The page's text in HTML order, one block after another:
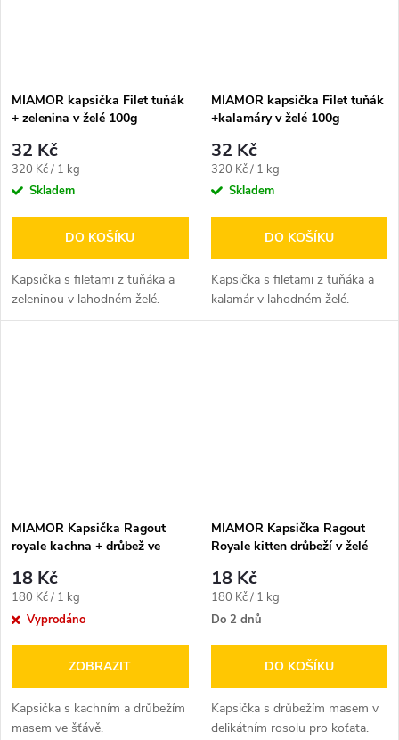
MIAMOR kapsička Filet tuňák
+ zelenina v želé 100g
32 Kč
Měrná
cena:
320 Kč / 1 kg
Skladem
DO KOŠÍKU
Kapsička s filetami z tuňáka a
zeleninou v lahodném želé.
MIAMOR kapsička Filet tuňák
+kalamáry v želé 100g
32 Kč
Měrná
cena:
320 Kč / 1 kg
Skladem
DO KOŠÍKU
Kapsička s filetami z tuňáka a
kalamár v lahodném želé.
MIAMOR Kapsička Ragout
royale kachna + drůbež ve
18 Kč
Měrná
cena:
180 Kč / 1 kg
Vyprodáno
ZOBRAZIT
Kapsička s kachním a drůbežím
masem ve šťávě.
MIAMOR Kapsička Ragout
Royale kitten drůbeží v želé
18 Kč
Měrná
cena:
180 Kč / 1 kg
Do 2 dnů
DO KOŠÍKU
Kapsička s drůbežím masem v
delikátním rosolu pro koťata.